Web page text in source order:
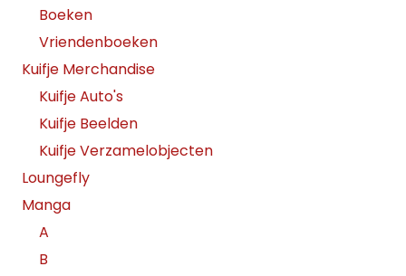
Boeken
Vriendenboeken
Kuifje Merchandise
Kuifje Auto's
Kuifje Beelden
Kuifje Verzamelobjecten
Loungefly
Manga
A
B